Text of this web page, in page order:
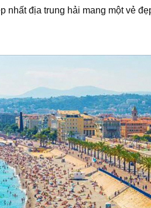
nhất địa trung hải mang một vẻ